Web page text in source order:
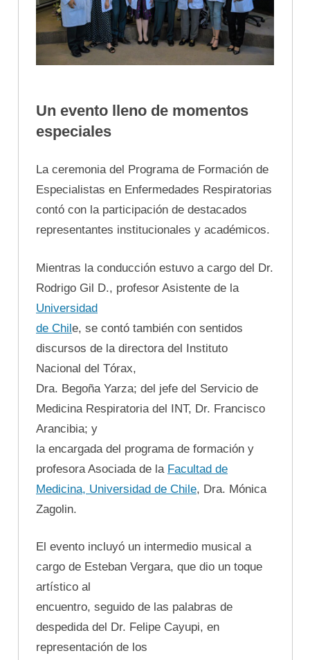
Un evento lleno de momentos
especiales
La ceremonia del Programa de Formación de
Especialistas en Enfermedades Respiratorias
contó con la participación de destacados
representantes institucionales y académicos.
Mientras la conducción estuvo a cargo del Dr.
Rodrigo Gil D., profesor Asistente de la
Universidad
de Chile, se contó también con sentidos
discursos de la directora del Instituto
Nacional del Tórax,
Dra. Begoña Yarza; del jefe del Servicio de
Medicina Respiratoria del INT, Dr. Francisco
Arancibia; y
la encargada del programa de formación y
profesora Asociada de la Facultad de
Medicina, Universidad de Chile, Dra. Mónica
Zagolin.
El evento incluyó un intermedio musical a
cargo de Esteban Vergara, que dio un toque
artístico al
encuentro, seguido de las palabras de
despedida del Dr. Felipe Cayupi, en
representación de los